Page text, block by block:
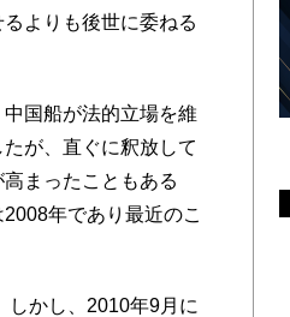
よりも後世に委ねる
国船が法的立場を維
が、直ぐに釈放して
まったこともある
年であり最近のこ
かし、2010年9月に